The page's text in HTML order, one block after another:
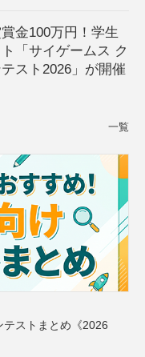
金100万円！学生
「サイゲームス ク
スト2026」が開催
一覧
テストまとめ《2026